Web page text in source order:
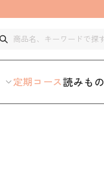
定期コース読みもの